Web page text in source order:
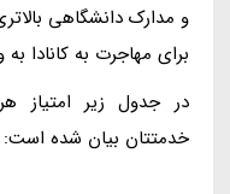
و مدارک دانشگاهی
برای مهاجرت به کانادا
در جدول زیر
خدمتتان بیان شده است: